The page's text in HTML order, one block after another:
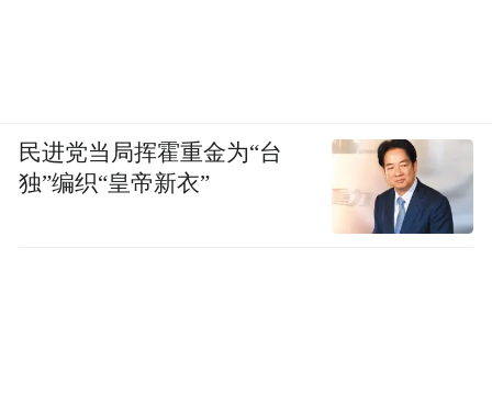
民进党当局挥霍重金为“台
独”编织“皇帝新衣”